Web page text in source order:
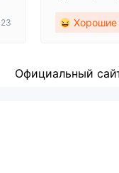
Хорошие
Официальный